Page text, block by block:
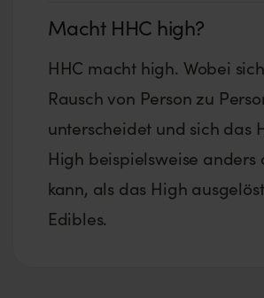
Macht HHC high?
HHC macht high. Wobei
Rausch von Person zu
unterscheidet und sich das
High beispielsweise anders
kann, als das High
Edibles.